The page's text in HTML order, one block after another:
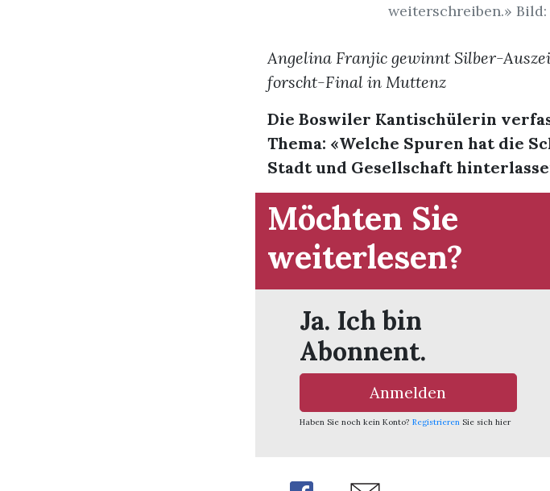
weiterschreiben.»
Angelina Franjic gewinnt Silber-
forscht-Final in Muttenz
Die Boswiler Kantischülerin
Thema: «Welche Spuren hat die
Stadt und Gesellschaft
Möchten Sie
weiterlesen?
Ja. Ich bin
Abonnent.
Anmelden
Haben Sie noch kein Konto? Registrieren Sie sich hier